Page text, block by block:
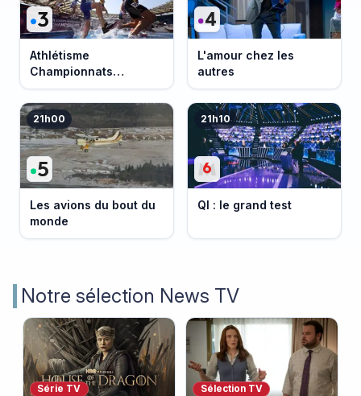
Athlétisme
Championnats
d'Europe 2026
L'amour chez les
autres
21h00
Les avions du bout du
monde
21h10
QI : le grand test
Notre sélection News TV
Série TV Sélection TV